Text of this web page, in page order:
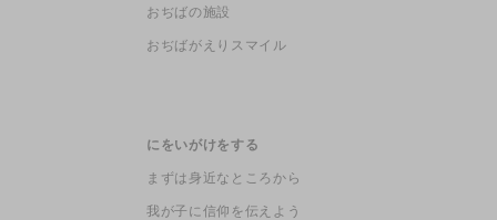
おぢばの施設
おぢばがえりスマイル
にをいがけをする
まずは身近なところから
我が子に信仰を伝えよう